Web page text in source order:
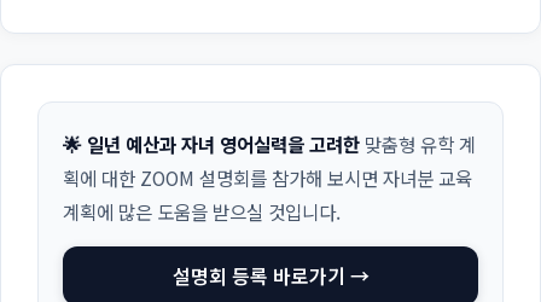
🌟 일년 예산과 자녀 영어실력을 고려한 맞춤형 유학 계
획에 대한 ZOOM 설명회를 참가해 보시면 자녀분 교육
계획에 많은 도움을 받으실 것입니다.
설명회 등록 바로가기 →